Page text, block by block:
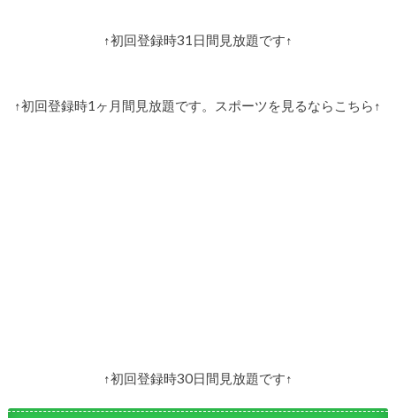
↑初回登録時31日間見放題です↑
↑初回登録時1ヶ月間見放題です。スポーツを見るならこちら↑
↑初回登録時30日間見放題です↑